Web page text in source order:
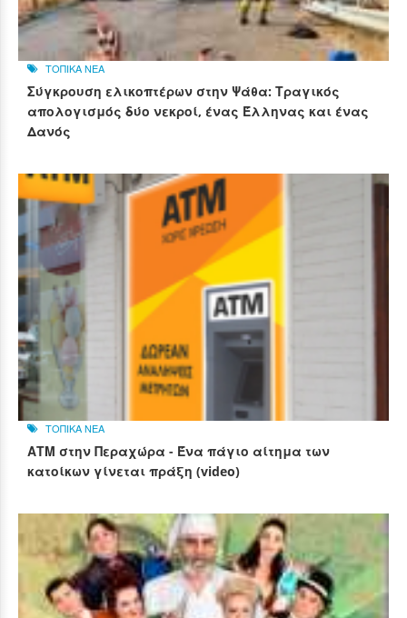
ΤΟΠΙΚΑ ΝΕΑ
Σύγκρουση ελικοπτέρων στην Ψάθα: Τραγικός
απολογισμός δύο νεκροί, ένας Έλληνας και ένας
Δανός
ΤΟΠΙΚΑ ΝΕΑ
ΑΤΜ στην Περαχώρα - Ένα πάγιο αίτημα των
κατοίκων γίνεται πράξη (video)